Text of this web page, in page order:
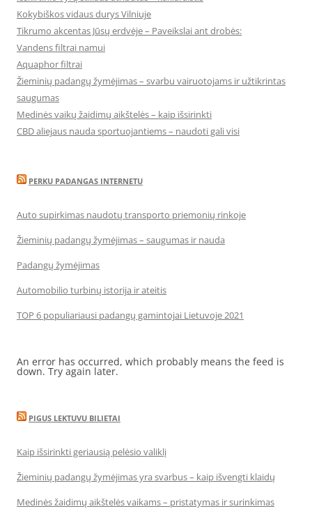
Kokybiškos vidaus durys Vilniuje
Tikrumo akcentas Jūsų erdvėje – Paveikslai ant drobės:
Vandens filtrai namui
Aquaphor filtrai
Žieminių padangų žymėjimas – svarbu vairuotojams ir užtikrintas
saugumas
Medinės vaikų žaidimų aikštelės – kaip išsirinkti
CBD aliejaus nauda sportuojantiems – naudoti gali visi
PERKU PADANGAS INTERNETU
Auto supirkimas naudotų transporto priemonių rinkoje
Žieminių padangų žymėjimas – saugumas ir nauda
Padangų žymėjimas
Automobilio turbinų istorija ir ateitis
TOP 6 populiariausi padangų gamintojai Lietuvoje 2021
An error has occurred, which probably means the feed is
down. Try again later.
PIGUS LEKTUVU BILIETAI
Kaip išsirinkti geriausią pelėsio valiklį
Žieminių padangų žymėjimas yra svarbus – kaip išvengti klaidų
Medinės žaidimų aikštelės vaikams – pristatymas ir surinkimas